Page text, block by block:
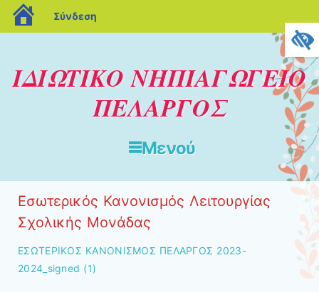
ΙΔΙΩΤΙΚΟ ΝΗΠΙΑΓΩΓΕΙΟ
ΠΕΛΑΡΓΟΣ
Μενού
Εσωτερικός Κανονισμός Λειτουργίας
Σχολικής Μονάδας
ΕΣΩΤΕΡΙΚΟΣ ΚΑΝΟΝΙΣΜΟΣ ΠΕΛΑΡΓΟΣ 2023-
2024_signed (1)
blogs.sch.gr
Σύνδεση